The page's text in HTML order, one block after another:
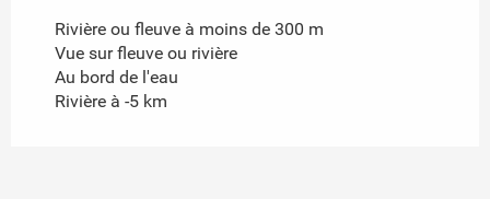
Rivière ou fleuve à moins de 300 m
Vue sur fleuve ou rivière
Au bord de l'eau
Rivière à -5 km